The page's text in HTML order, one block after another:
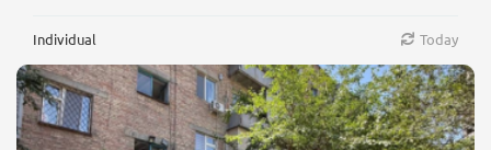
Individual Today